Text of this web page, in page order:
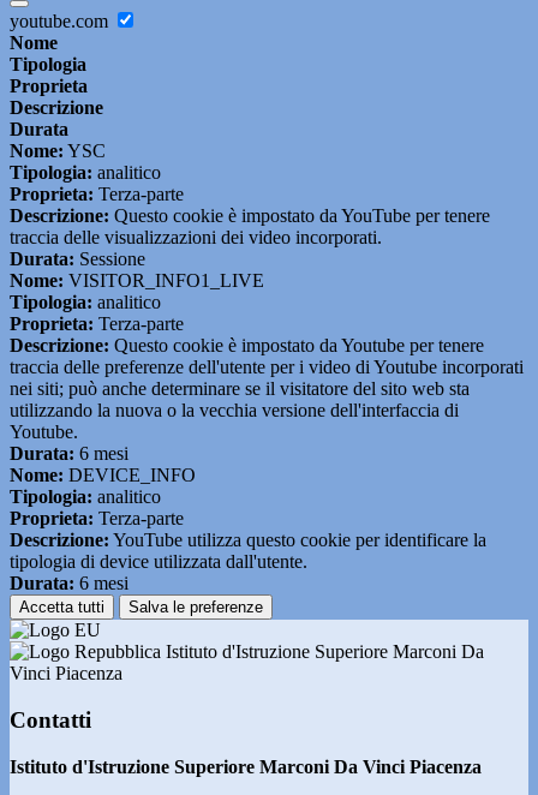
youtube.com
Nome
Tipologia
Proprieta
Descrizione
Durata
Nome: YSC
Tipologia: analitico
Proprieta: Terza-parte
Descrizione: Questo cookie è impostato da YouTube per tenere
traccia delle visualizzazioni dei video incorporati.
Durata: Sessione
Nome: VISITOR_INFO1_LIVE
Tipologia: analitico
Proprieta: Terza-parte
Descrizione: Questo cookie è impostato da Youtube per tenere
traccia delle preferenze dell'utente per i video di Youtube incorporati
nei siti; può anche determinare se il visitatore del sito web sta
utilizzando la nuova o la vecchia versione dell'interfaccia di
Youtube.
Durata: 6 mesi
Nome: DEVICE_INFO
Tipologia: analitico
Proprieta: Terza-parte
Descrizione: YouTube utilizza questo cookie per identificare la
tipologia di device utilizzata dall'utente.
Durata: 6 mesi
Accetta tutti Salva le preferenze
Istituto d'Istruzione Superiore Marconi Da
Vinci Piacenza
Contatti
Istituto d'Istruzione Superiore Marconi Da Vinci Piacenza